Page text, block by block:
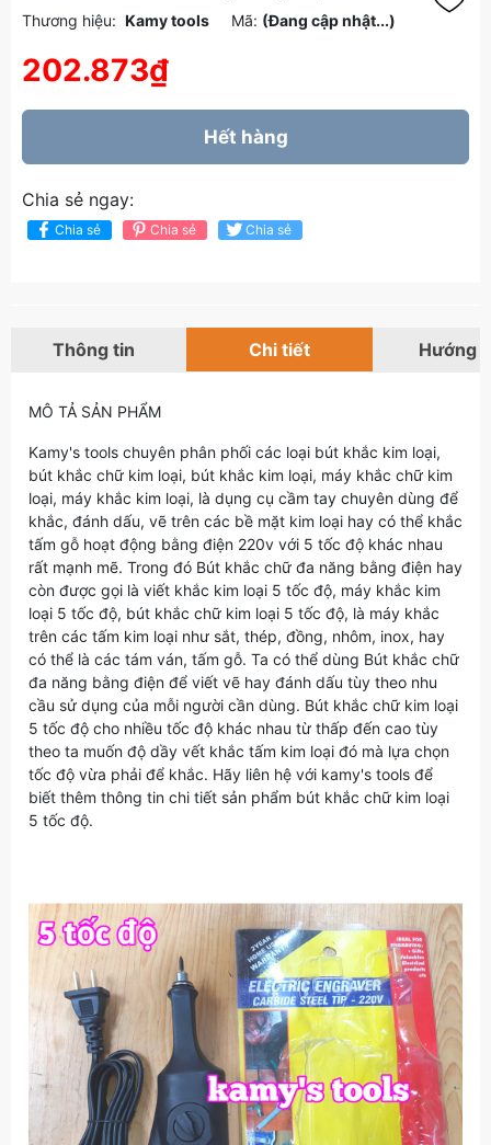
Thương hiệu: Kamy tools Mã: (Đang cập nhật...)
202.873₫
Hết hàng
Chia sẻ ngay:
Chia sẻ Chia sẻ Chia sẻ
Thông tin Chi tiết Hướng
MÔ TẢ SẢN PHẨM
Kamy's tools chuyên phân phối các loại bút khắc kim loại,
bút khắc chữ kim loại, bút khắc kim loại, máy khắc chữ kim
loại, máy khắc kim loại, là dụng cụ cầm tay chuyên dùng để
khắc, đánh dấu, vẽ trên các bề mặt kim loại hay có thể khắc
tấm gỗ hoạt động bằng điện 220v với 5 tốc độ khác nhau
rất mạnh mẽ. Trong đó Bút khắc chữ đa năng bằng điện hay
còn được gọi là viết khắc kim loại 5 tốc độ, máy khắc kim
loại 5 tốc độ, bút khắc chữ kim loại 5 tốc độ, là máy khắc
trên các tấm kim loại như sắt, thép, đồng, nhôm, inox, hay
có thể là các tám ván, tấm gỗ. Ta có thể dùng Bút khắc chữ
đa năng bằng điện để viết vẽ hay đánh dấu tùy theo nhu
cầu sử dụng của mỗi người cần dùng. Bút khắc chữ kim loại
5 tốc độ cho nhiều tốc độ khác nhau từ thấp đến cao tùy
theo ta muốn độ dầy vết khắc tấm kim loại đó mà lựa chọn
tốc độ vừa phải để khắc. Hãy liên hệ với kamy's tools để
biết thêm thông tin chi tiết sản phẩm bút khắc chữ kim loại
5 tốc độ.